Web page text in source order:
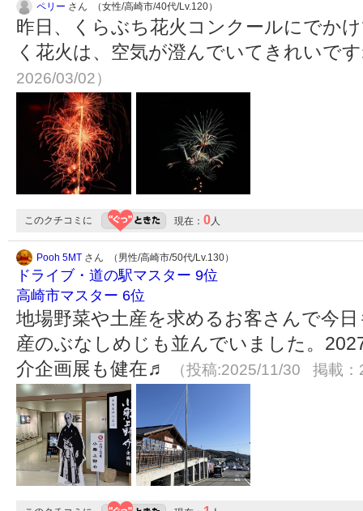
ペリー さん （女性/高崎市/40代/Lv.120）
昨日、くらぶち花火コンクールにでか
く花火は、空気が澄んでいてきれいで
2026/03/02）
このクチコミに 現在： 0人
Pooh 5MT さん （男性/高崎市/50代/Lv.130）
ドライブ・道の駅マスター 9位
高崎市マスター 6位
地場野菜や土産を求めるお客さんで今
産のぶなしめじも並んでいました。
介企画展も健在♬
（投稿:2025/11/30 掲載